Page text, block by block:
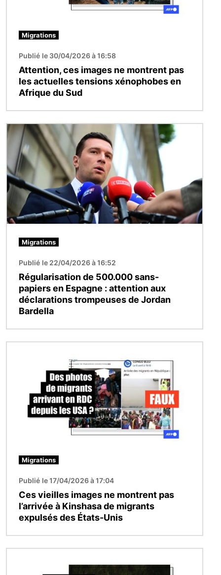
Migrations
Publié le 30/04/2026 à 16:58
Attention, ces images ne montrent pas
les actuelles tensions xénophobes en
Afrique du Sud
Image
Migrations
Publié le 22/04/2026 à 16:52
Régularisation de 500.000 sans-
papiers en Espagne : attention aux
déclarations trompeuses de Jordan
Bardella
Migrations
Publié le 17/04/2026 à 17:04
Ces vieilles images ne montrent pas
l’arrivée à Kinshasa de migrants
expulsés des États-Unis